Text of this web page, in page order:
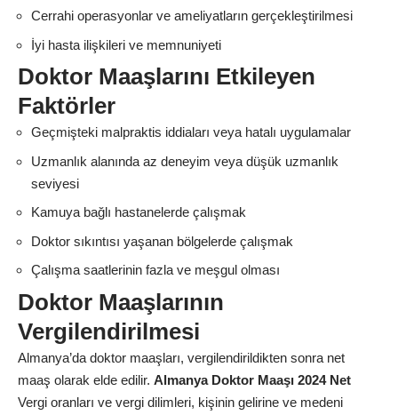
Cerrahi operasyonlar ve ameliyatların gerçekleştirilmesi
İyi hasta ilişkileri ve memnuniyeti
Doktor Maaşlarını Etkileyen
Faktörler
Geçmişteki malpraktis iddiaları veya hatalı uygulamalar
Uzmanlık alanında az deneyim veya düşük uzmanlık
seviyesi
Kamuya bağlı hastanelerde çalışmak
Doktor sıkıntısı yaşanan bölgelerde çalışmak
Çalışma saatlerinin fazla ve meşgul olması
Doktor Maaşlarının
Vergilendirilmesi
Almanya’da doktor maaşları, vergilendirildikten sonra net
maaş olarak elde edilir. Almanya Doktor Maaşı 2024 Net
Vergi oranları ve vergi dilimleri, kişinin gelirine ve medeni